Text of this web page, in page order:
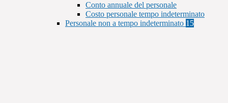
Conto annuale del personale
Costo personale tempo indeterminato
Personale non a tempo indeterminato 15